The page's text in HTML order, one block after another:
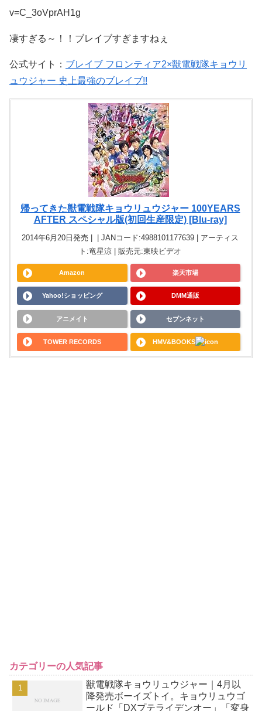
v=C_3oVprAH1g
凄すぎる～！！ブレイブすぎますねぇ
公式サイト： ブレイブ フロンティア2×獣電戦隊キョウリ
ュウジャー 史上最強のブレイブ!!
帰ってきた獣電戦隊キョウリュウジャー 100YEARS
AFTER スペシャル版(初回生産限定) [Blu-ray]
2014年6月20日発売 | | JANコード:4988101177639 | アーティス
ト:竜星涼 | 販売元:東映ビデオ
Amazon 楽天市場
Yahoo!ショッピング DMM通販
アニメイト セブンネット
TOWER RECORDS HMV&BOOKS
カテゴリーの人気記事
獣電戦隊キョウリュウジャー｜4月以
降発売ボーイズトイ。キョウリュウゴ
ールド「DXプテライデンオー」「変身